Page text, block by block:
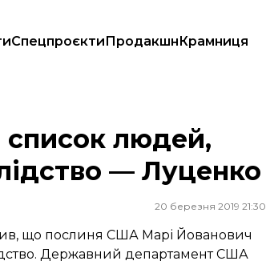
СпецпроєктиПродакшнКрамниця
людей,
— Луценко
20 березня 2019 21:30
що послиня США Марі Йованович
Державний департамент США